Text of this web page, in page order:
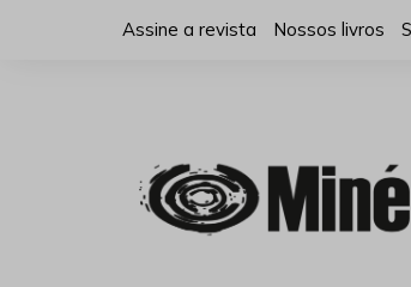
Assine a revista Nossos livros